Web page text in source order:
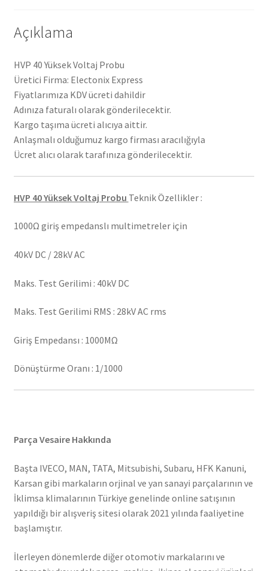
Açıklama
HVP 40 Yüksek Voltaj Probu
Üretici Firma: Electonix Express
Fiyatlarımıza KDV ücreti dahildir
Adınıza faturalı olarak gönderilecektir.
Kargo taşıma ücreti alıcıya aittir.
Anlaşmalı olduğumuz kargo firması aracılığıyla
Ücret alıcı olarak tarafınıza gönderilecektir.
HVP 40 Yüksek Voltaj Probu Teknik Özellikler :
1000Ω giriş empedanslı multimetreler için
40kV DC / 28kV AC
Maks. Test Gerilimi : 40kV DC
Maks. Test Gerilimi RMS : 28kV AC rms
Giriş Empedansı : 1000MΩ
Dönüştürme Oranı : 1/1000
Parça Vesaire Hakkında
Başta IVECO, MAN, TATA, Mitsubishi, Subaru, HFK Kanuni,
Karsan gibi markaların orjinal ve yan sanayi parçalarının ve
İklimsa klimalarının Türkiye genelinde online satışının
yapıldığı bir alışveriş sitesi olarak 2021 yılında faaliyetine
başlamıştır.
İlerleyen dönemlerde diğer otomotiv markalarını ve